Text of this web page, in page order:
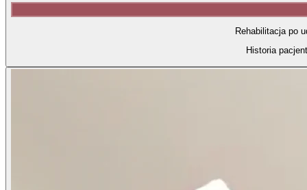
Rehabilitacja po
Historia